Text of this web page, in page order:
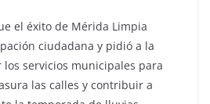
el éxito de Mérida Limpia
ciudadana y pidió a la
servicios municipales para
las calles y contribuir a